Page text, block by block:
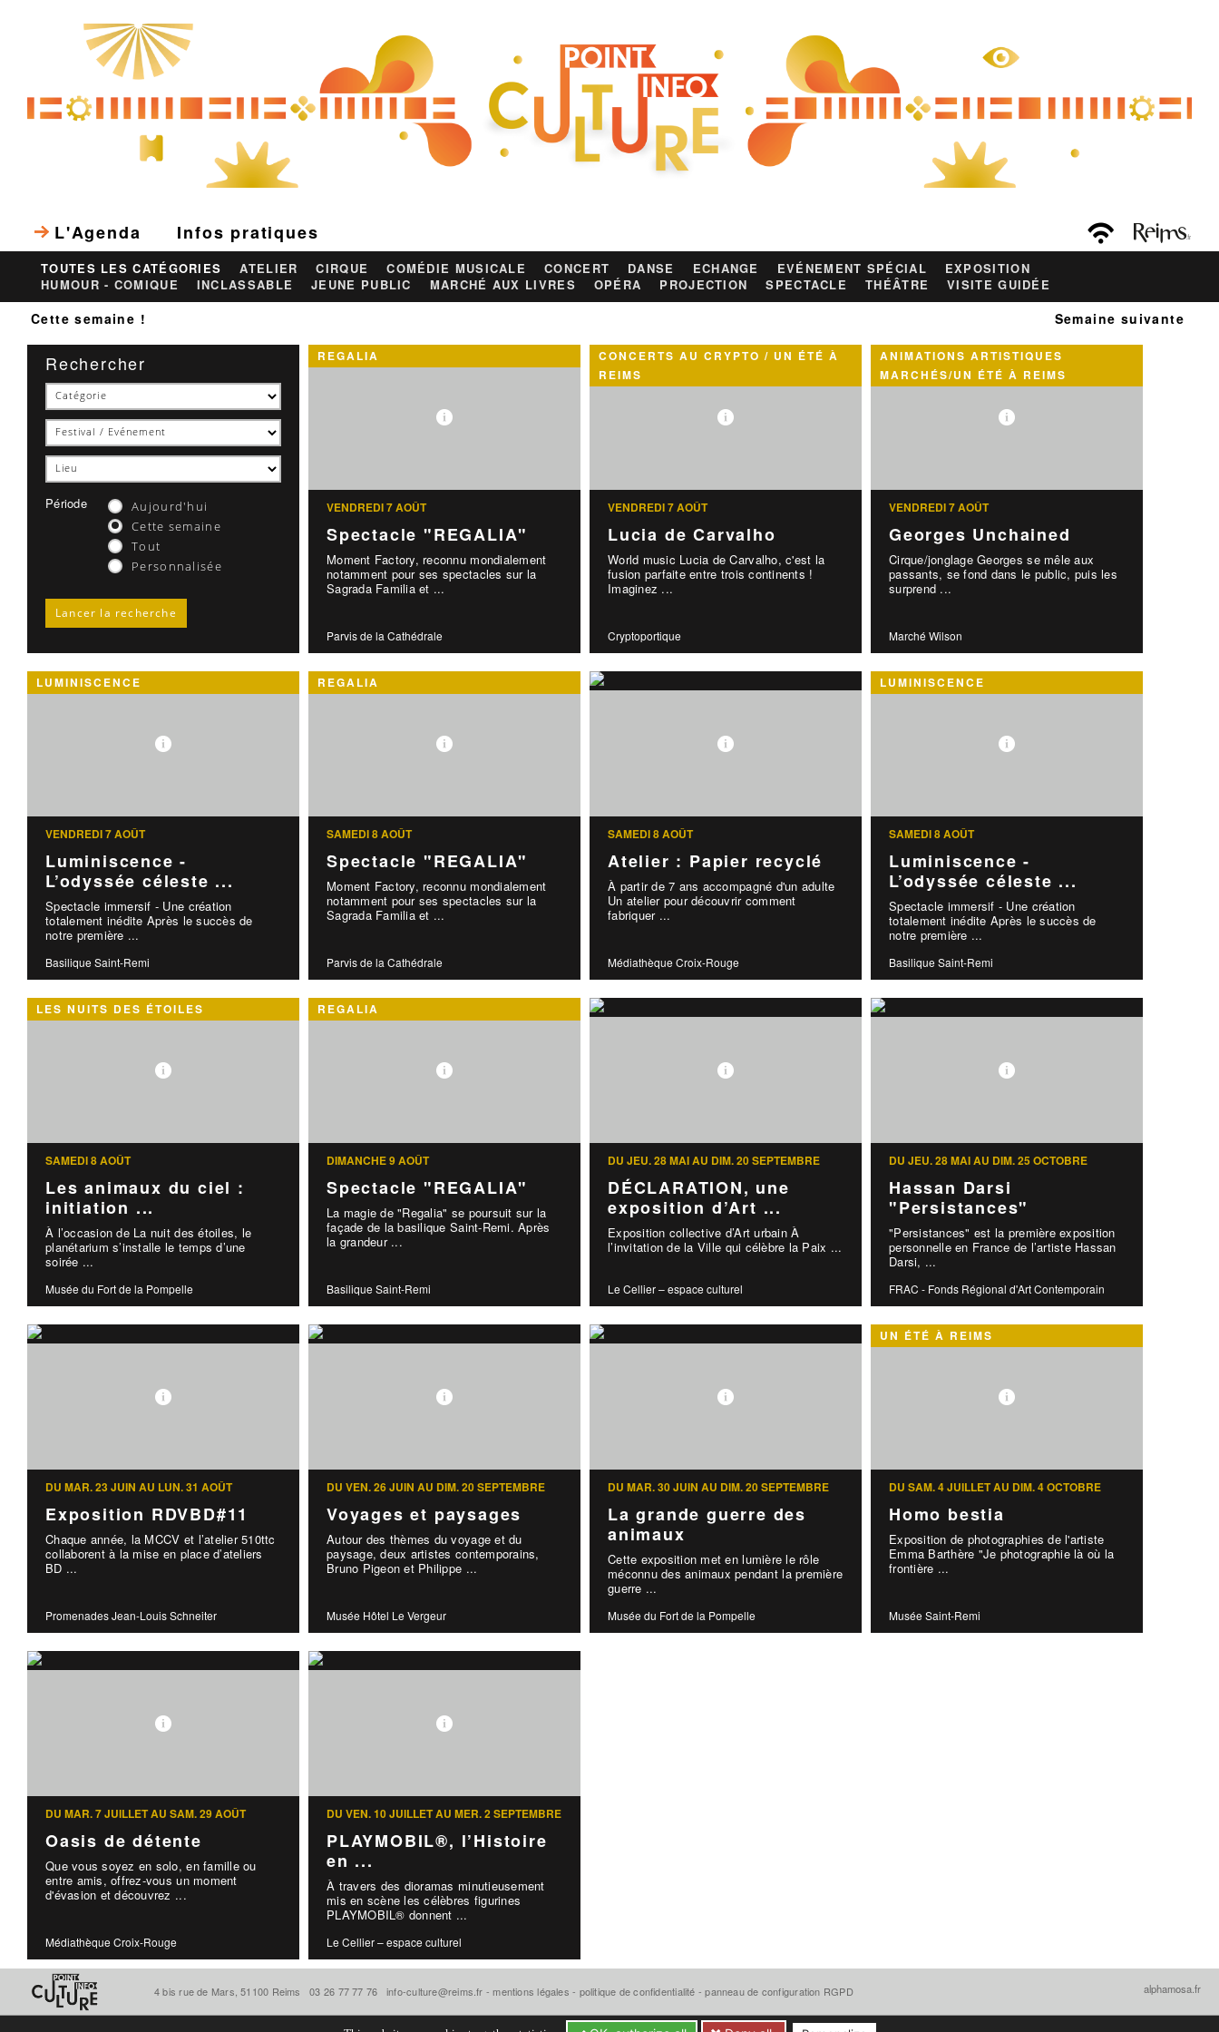
L'Agenda Infos pratiques
TOUTES LES CATÉGORIES ATELIER CIRQUE COMÉDIE MUSICALE CONCERT DANSE ECHANGE EVÉNEMENT SPÉCIAL
EXPOSITION
HUMOUR - COMIQUE
INCLASSABLE JEUNE PUBLIC MARCHÉ AUX LIVRES OPÉRA PROJECTION SPECTACLE THÉÂTRE VISITE GUIDÉE
Semaine suivante
Cette semaine !
Rechercher
Période
Aujourd'hui
Cette semaine
Tout
Personnalisée
REGALIA
VENDREDI 7 AOÛT
Spectacle "REGALIA"
Moment Factory, reconnu mondialement
notamment pour ses spectacles sur la
Sagrada Familia et ...
Parvis de la Cathédrale
CONCERTS AU CRYPTO / UN ÉTÉ À
REIMS
VENDREDI 7 AOÛT
Lucia de Carvalho
World music Lucia de Carvalho, c'est la
fusion parfaite entre trois continents !
Imaginez ...
Cryptoportique
ANIMATIONS ARTISTIQUES
MARCHÉS/UN ÉTÉ À REIMS
VENDREDI 7 AOÛT
Georges Unchained
Cirque/jonglage Georges se mêle aux
passants, se fond dans le public, puis les
surprend ...
Marché Wilson
LUMINISCENCE
VENDREDI 7 AOÛT
Luminiscence -
L’odyssée céleste ...
Spectacle immersif - Une création
totalement inédite Après le succès de
notre première ...
Basilique Saint-Remi
REGALIA
SAMEDI 8 AOÛT
Spectacle "REGALIA"
Moment Factory, reconnu mondialement
notamment pour ses spectacles sur la
Sagrada Familia et ...
Parvis de la Cathédrale
SAMEDI 8 AOÛT
Atelier : Papier recyclé
À partir de 7 ans accompagné d'un adulte
Un atelier pour découvrir comment
fabriquer ...
Médiathèque Croix-Rouge
LUMINISCENCE
SAMEDI 8 AOÛT
Luminiscence -
L’odyssée céleste ...
Spectacle immersif - Une création
totalement inédite Après le succès de
notre première ...
Basilique Saint-Remi
LES NUITS DES ÉTOILES
SAMEDI 8 AOÛT
Les animaux du ciel :
initiation ...
À l’occasion de La nuit des étoiles, le
planétarium s’installe le temps d’une
soirée ...
Musée du Fort de la Pompelle
REGALIA
DIMANCHE 9 AOÛT
Spectacle "REGALIA"
La magie de "Regalia" se poursuit sur la
façade de la basilique Saint-Remi. Après
la grandeur ...
Basilique Saint-Remi
DU JEU. 28 MAI AU DIM. 20 SEPTEMBRE
DÉCLARATION, une
exposition d’Art ...
Exposition collective d’Art urbain À
l’invitation de la Ville qui célèbre la Paix ...
Le Cellier – espace culturel
DU JEU. 28 MAI AU DIM. 25 OCTOBRE
Hassan Darsi
"Persistances"
"Persistances" est la première exposition
personnelle en France de l’artiste Hassan
Darsi, ...
FRAC - Fonds Régional d'Art Contemporain
DU MAR. 23 JUIN AU LUN. 31 AOÛT
Exposition RDVBD#11
Chaque année, la MCCV et l’atelier 510ttc
collaborent à la mise en place d’ateliers
BD ...
Promenades Jean-Louis Schneiter
DU VEN. 26 JUIN AU DIM. 20 SEPTEMBRE
Voyages et paysages
Autour des thèmes du voyage et du
paysage, deux artistes contemporains,
Bruno Pigeon et Philippe ...
Musée Hôtel Le Vergeur
DU MAR. 30 JUIN AU DIM. 20 SEPTEMBRE
La grande guerre des
animaux
Cette exposition met en lumière le rôle
méconnu des animaux pendant la première
guerre ...
Musée du Fort de la Pompelle
UN ÉTÉ À REIMS
DU SAM. 4 JUILLET AU DIM. 4 OCTOBRE
Homo bestia
Exposition de photographies de l'artiste
Emma Barthère "Je photographie là où la
frontière ...
Musée Saint-Remi
DU MAR. 7 JUILLET AU SAM. 29 AOÛT
Oasis de détente
Que vous soyez en solo, en famille ou
entre amis, offrez-vous un moment
d'évasion et découvrez ...
Médiathèque Croix-Rouge
DU VEN. 10 JUILLET AU MER. 2 SEPTEMBRE
PLAYMOBIL®, l’Histoire
en ...
À travers des dioramas minutieusement
mis en scène les célèbres figurines
PLAYMOBIL® donnent ...
Le Cellier – espace culturel
4 bis rue de Mars, 51100 Reims03 26 77 77 76 info-culture@reims.fr -mentions légales - politique de confidentialité -panneau de configuration RGPD alphamosa.fr